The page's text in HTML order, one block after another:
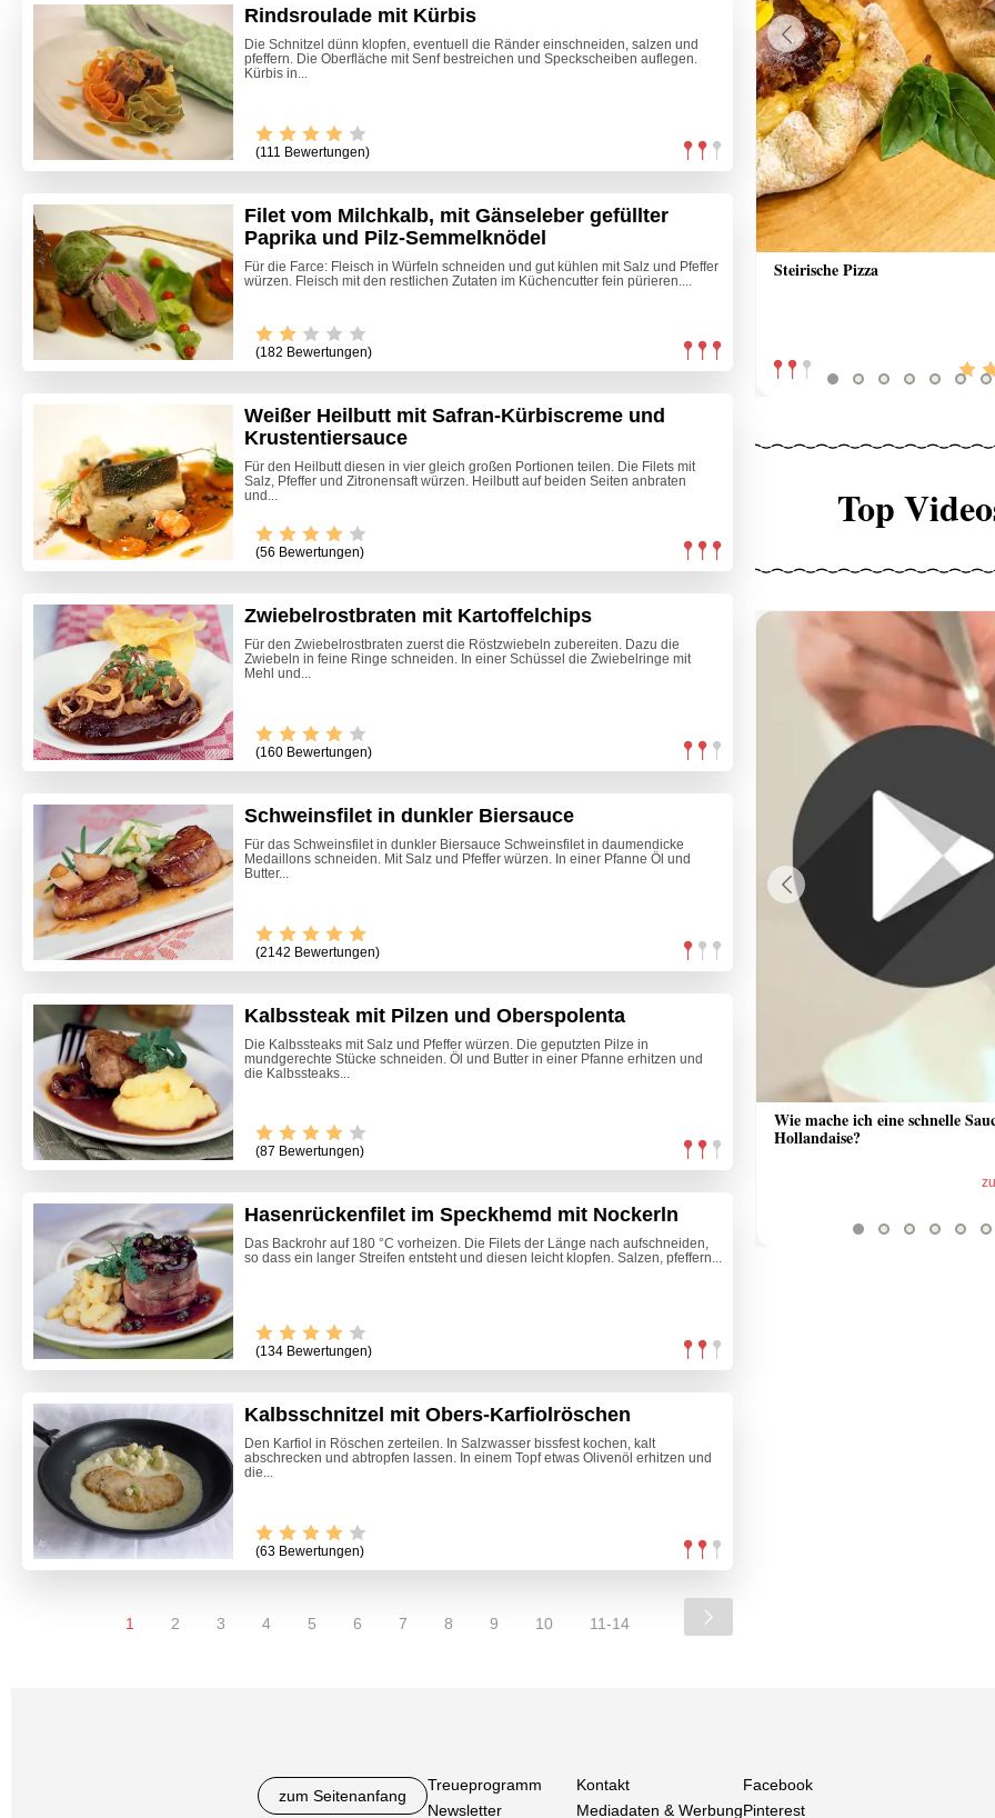
Rindsroulade mit Kürbis
Die Schnitzel dünn klopfen, eventuell die Ränder einschneiden, salzen und
pfeffern. Die Oberfläche mit Senf bestreichen und Speckscheiben auflegen.
Kürbis in...
(111 Bewertungen)
Filet vom Milchkalb, mit Gänseleber gefüllter
Paprika und Pilz-Semmelknödel
Für die Farce: Fleisch in Würfeln schneiden und gut kühlen mit Salz und Pfeffer
würzen. Fleisch mit den restlichen Zutaten im Küchencutter fein pürieren....
(182 Bewertungen)
Weißer Heilbutt mit Safran-Kürbiscreme und
Krustentiersauce
Für den Heilbutt diesen in vier gleich großen Portionen teilen. Die Filets mit
Salz, Pfeffer und Zitronensaft würzen. Heilbutt auf beiden Seiten anbraten
und...
(56 Bewertungen)
Zwiebelrostbraten mit Kartoffelchips
Für den Zwiebelrostbraten zuerst die Röstzwiebeln zubereiten. Dazu die
Zwiebeln in feine Ringe schneiden. In einer Schüssel die Zwiebelringe mit
Mehl und...
(160 Bewertungen)
Schweinsfilet in dunkler Biersauce
Für das Schweinsfilet in dunkler Biersauce Schweinsfilet in daumendicke
Medaillons schneiden. Mit Salz und Pfeffer würzen. In einer Pfanne Öl und
Butter...
(2142 Bewertungen)
Kalbssteak mit Pilzen und Oberspolenta
Die Kalbssteaks mit Salz und Pfeffer würzen. Die geputzten Pilze in
mundgerechte Stücke schneiden. Öl und Butter in einer Pfanne erhitzen und
die Kalbssteaks...
(87 Bewertungen)
Hasenrückenfilet im Speckhemd mit Nockerln
Das Backrohr auf 180 °C vorheizen. Die Filets der Länge nach aufschneiden,
so dass ein langer Streifen entsteht und diesen leicht klopfen. Salzen, pfeffern...
(134 Bewertungen)
Kalbsschnitzel mit Obers-Karfiolröschen
Den Karfiol in Röschen zerteilen. In Salzwasser bissfest kochen, kalt
abschrecken und abtropfen lassen. In einem Topf etwas Olivenöl erhitzen und
die...
(63 Bewertungen)
1 2 3 4 5 6 7 8 9 10 11-14
Steirische Pizza
Wurstknödel
Previous
Top
Wie mache ich eine schnelle
Hollandaise?
Previous
zum Seitenanfang
Treueprogramm
Newsletter
Kontakt
Mediadaten & Werbung
Facebook
Pinterest